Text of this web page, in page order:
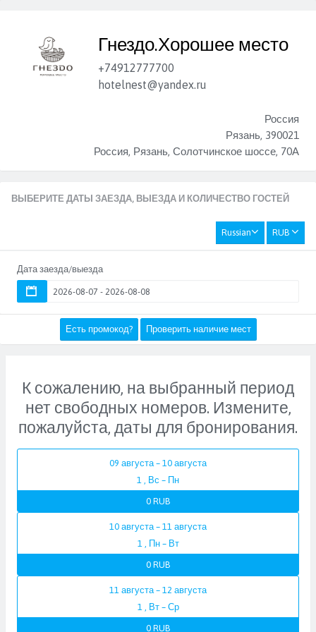
Гнездо.Хорошее место
+74912777700
hotelnest@yandex.ru
Россия
Рязань, 390021
Россия, Рязань, Солотчинское шоссе, 70А
ВЫБЕРИТЕ ДАТЫ ЗАЕЗДА, ВЫЕЗДА И КОЛИЧЕСТВО ГОСТЕЙ
Russian RUB
Дата заезда/выезда
Есть промокод? Проверить наличие мест
К сожалению, на выбранный период
нет свободных номеров. Измените,
пожалуйста, даты для бронирования.
09 августа – 10 августа
1 , Вс – Пн
0 RUB
10 августа – 11 августа
1 , Пн – Вт
0 RUB
11 августа – 12 августа
1 , Вт – Ср
0 RUB